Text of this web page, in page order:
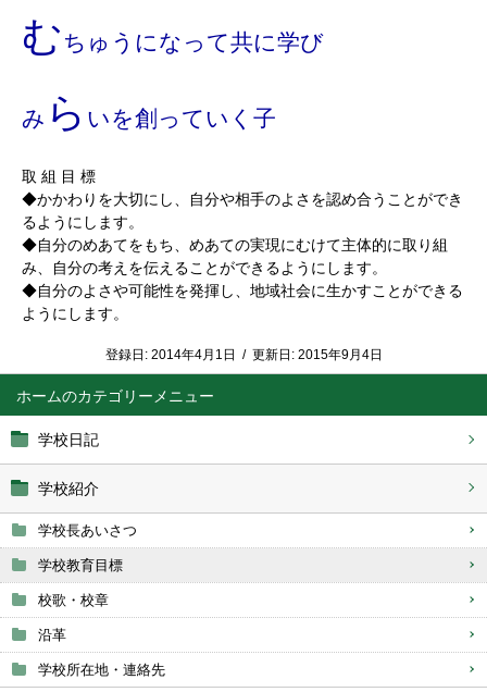
ホーム
学校日記
学校紹介
学校長あいさつ
学校教育目標
校歌・校章
沿革
学校所在地・連絡先
む ちゅうになって共に学び
み ら いを創っていく子
取 組 目 標
◆かかわりを大切にし、自分や相手のよさを認め合うことができ
るようにします。
◆自分のめあてをもち、めあての実現にむけて主体的に取り組
み、自分の考えを伝えることができるようにします。
◆自分のよさや可能性を発揮し、地域社会に生かすことができる
ようにします。
登録日: 2014年4月1日 / 更新日: 2015年9月4日